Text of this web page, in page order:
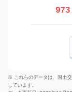
973
※ これらのデータは、国土
しています。